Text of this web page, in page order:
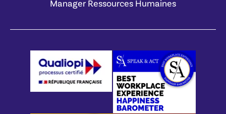
Manager Ressources Humaines